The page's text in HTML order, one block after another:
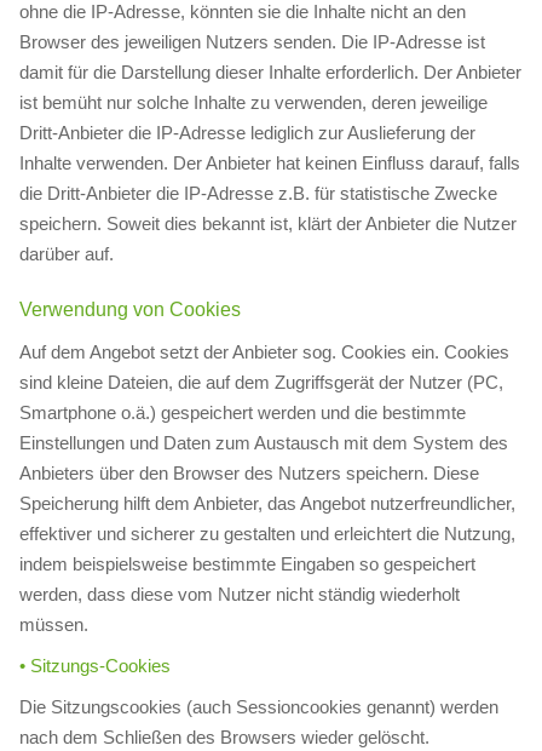
ohne die IP-Adresse, könnten sie die Inhalte nicht an den
Browser des jeweiligen Nutzers senden. Die IP-Adresse ist
damit für die Darstellung dieser Inhalte erforderlich. Der Anbieter
ist bemüht nur solche Inhalte zu verwenden, deren jeweilige
Dritt-Anbieter die IP-Adresse lediglich zur Auslieferung der
Inhalte verwenden. Der Anbieter hat keinen Einfluss darauf, falls
die Dritt-Anbieter die IP-Adresse z.B. für statistische Zwecke
speichern. Soweit dies bekannt ist, klärt der Anbieter die Nutzer
darüber auf.
Verwendung von Cookies
Auf dem Angebot setzt der Anbieter sog. Cookies ein. Cookies
sind kleine Dateien, die auf dem Zugriffsgerät der Nutzer (PC,
Smartphone o.ä.) gespeichert werden und die bestimmte
Einstellungen und Daten zum Austausch mit dem System des
Anbieters über den Browser des Nutzers speichern. Diese
Speicherung hilft dem Anbieter, das Angebot nutzerfreundlicher,
effektiver und sicherer zu gestalten und erleichtert die Nutzung,
indem beispielsweise bestimmte Eingaben so gespeichert
werden, dass diese vom Nutzer nicht ständig wiederholt
müssen.
• Sitzungs-Cookies
Die Sitzungscookies (auch Sessioncookies genannt) werden
nach dem Schließen des Browsers wieder gelöscht.